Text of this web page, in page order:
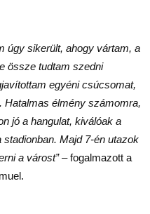
úgy sikerült, ahogy vártam, a
össze tudtam szedni
egyéni csúcsomat,
Hatalmas élmény számomra,
jó a hangulat, kiválóak a
Majd 7-én utazok
a várost”– fogalmazott a